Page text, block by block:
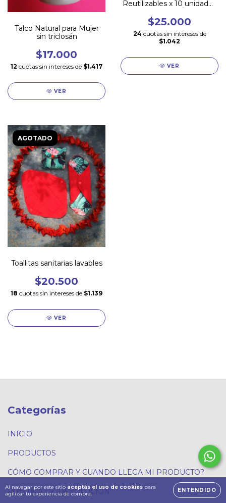
Al navegar por este sitio aceptás el uso de cookies para
agilizar tu experiencia de compra.
ENTENDIDO
Talco Natural para Mujer
sin triclosán
$17.000
12 cuotas sin intereses de $1.417
VER
Reutilizables x 10 unidades
$25.000
24 cuotas sin intereses de
$1.042
VER
AGOTADO
Toallitas sanitarias lavables
$20.500
18 cuotas sin intereses de $1.139
VER
Categorías
INICIO
PRODUCTOS
CÓMO COMPRAR Y CUANDO LLEGA MI PRODUCTO?
POLÍTICA DE DEVOLUCIÓN